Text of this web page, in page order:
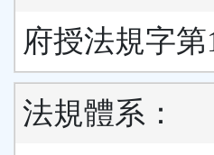
府授法規字第
法規體系：